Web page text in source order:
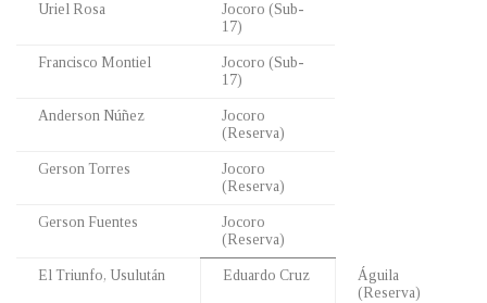
Uriel Rosa
Jocoro (Sub-
17)
Francisco Montiel
Jocoro (Sub-
17)
Anderson Núñez
Jocoro
(Reserva)
Gerson Torres
Jocoro
(Reserva)
Gerson Fuentes
Jocoro
(Reserva)
El Triunfo, Usulután Eduardo Cruz
Águila
(Reserva)